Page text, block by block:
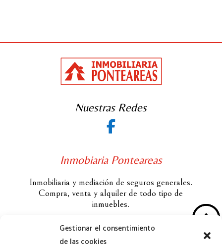
Gestionar el consentimiento
de las cookies
F
F
Nuestras Redes

Inmobiaria Ponteareas
Inmobiliaria y mediación de seguros generales.
Compra, venta y alquiler de todo tipo de
inmuebles.
Apartado Legal